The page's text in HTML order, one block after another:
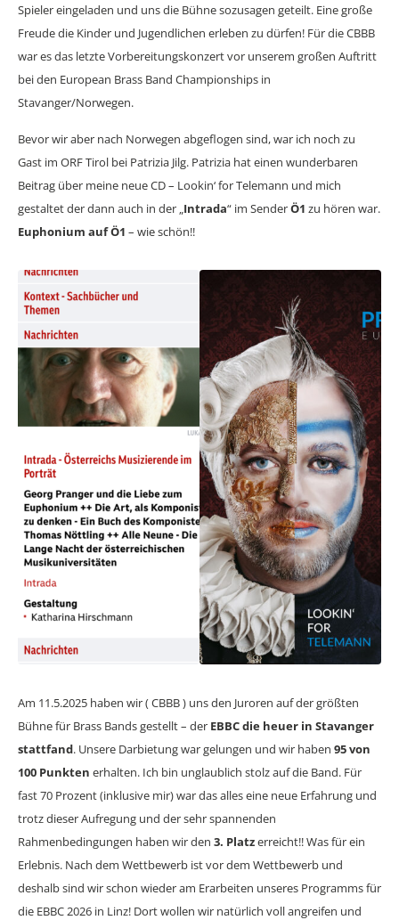
Spieler eingeladen und uns die Bühne sozusagen geteilt. Eine große
Freude die Kinder und Jugendlichen erleben zu dürfen! Für die CBBB
war es das letzte Vorbereitungskonzert vor unserem großen Auftritt
bei den European Brass Band Championships in
Stavanger/Norwegen.
Bevor wir aber nach Norwegen abgeflogen sind, war ich noch zu
Gast im ORF Tirol bei Patrizia Jilg. Patrizia hat einen wunderbaren
Beitrag über meine neue CD – Lookin‘ for Telemann und mich
gestaltet der dann auch in der „Intrada“ im SenderÖ1 zu hören war.
Euphonium auf Ö1 – wie schön!!
Am 11.5.2025 haben wir ( CBBB ) uns den Juroren auf der größten
Bühne für Brass Bands gestellt – der EBBC die heuer in Stavanger
stattfand. Unsere Darbietung war gelungen und wir haben 95 von
100 Punkten erhalten. Ich bin unglaublich stolz auf die Band. Für
fast 70 Prozent (inklusive mir) war das alles eine neue Erfahrung und
trotz dieser Aufregung und der sehr spannenden
Rahmenbedingungen haben wir den 3. Platzerreicht!! Was für ein
Erlebnis. Nach dem Wettbewerb ist vor dem Wettbewerb und
deshalb sind wir schon wieder am Erarbeiten unseres Programms für
die EBBC 2026 in Linz! Dort wollen wir natürlich voll angreifen und